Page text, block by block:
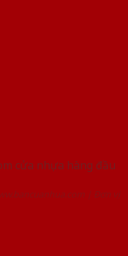
cửa nhựa hàng đầu
| Đơn vị